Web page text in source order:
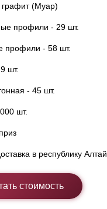
(Муар)
профили - 29 шт.
профили - 58 шт.
шт.
- 45 шт.
шт.
в республику Алтай
стоимость